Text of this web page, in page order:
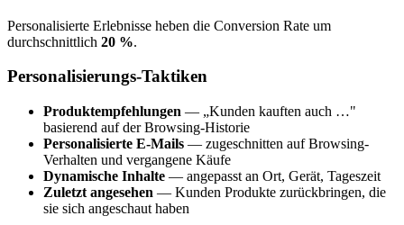
Personalisierte Erlebnisse heben die Conversion Rate um
durchschnittlich 20 %.
Personalisierungs-Taktiken
Produktempfehlungen — „Kunden kauften auch …"
basierend auf der Browsing-Historie
Personalisierte E-Mails — zugeschnitten auf Browsing-
Verhalten und vergangene Käufe
Dynamische Inhalte — angepasst an Ort, Gerät, Tageszeit
Zuletzt angesehen — Kunden Produkte zurückbringen, die
sie sich angeschaut haben